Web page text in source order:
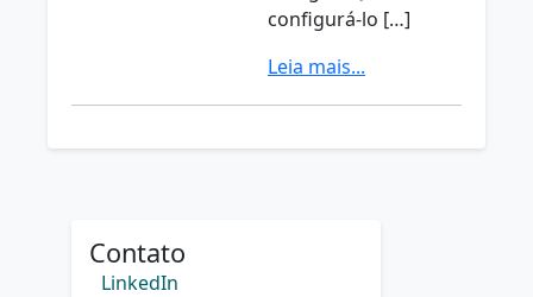
configurá-lo […]
Leia mais...
Contato
LinkedIn